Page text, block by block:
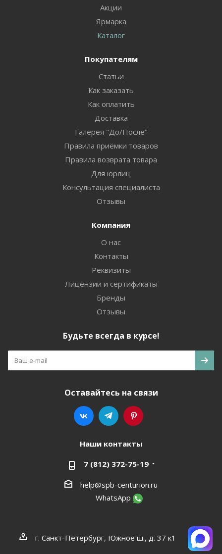
Акции
Ярмарка
Каталог
Покупателям
Статьи
Как заказать
Как оплатить
Доставка
Галерея "До/После"
Правила приёмки товаров
Правила возврата товара
Для юрлиц
Консультация специалиста
Отзывы
Компания
О нас
Контакты
Реквизиты
Лицензии и сертификаты
Бренды
Отзывы
Будьте всегда в курсе!
Оставайтесь на связи
Наши контакты
7 (812) 372-75-19
help@spb-centurion.ru
WhatsApp
г. Санкт-Петербург, Южное ш., д. 37 к1